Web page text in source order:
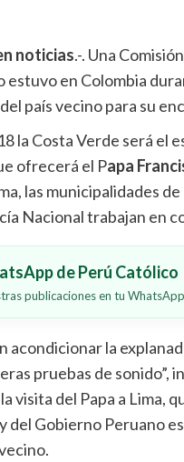
noticias.-. Una
estuvo en Colombia
país vecino para su
la Costa Verde será el
ofrecerá el Papa
las municipalidades
Nacional trabajan en
de Perú Católico
publicaciones en tu
acondicionar la
pruebas de sonido”,
visita del Papa a Lima,
del Gobierno Peruano